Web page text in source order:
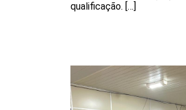
qualificação. […]